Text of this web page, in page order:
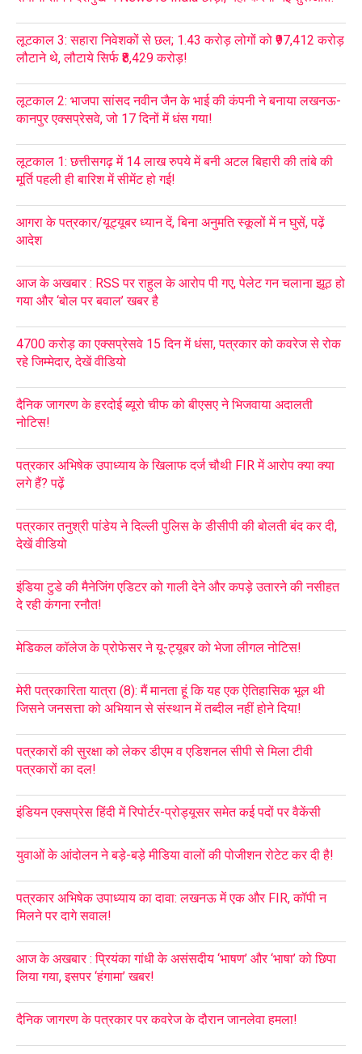
लूटकाल 3: सहारा निवेशकों से छल; 1.43 करोड़ लोगों को ₹97,412 करोड़
लौटाने थे, लौटाये सिर्फ ₹8,429 करोड़!
लूटकाल 2: भाजपा सांसद नवीन जैन के भाई की कंपनी ने बनाया लखनऊ-
कानपुर एक्सप्रेसवे, जो 17 दिनों में धंस गया!
लूटकाल 1: छत्तीसगढ़ में 14 लाख रुपये में बनी अटल बिहारी की तांबे की
मूर्ति पहली ही बारिश में सीमेंट हो गई!
आगरा के पत्रकार/यूट्यूबर ध्यान दें, बिना अनुमति स्कूलों में न घुसें, पढ़ें
आदेश
आज के अखबार : RSS पर राहुल के आरोप पी गए, पेलेट गन चलाना झूठ हो
गया और ‘बोल पर बवाल’ खबर है
4700 करोड़ का एक्सप्रेसवे 15 दिन में धंसा, पत्रकार को कवरेज से रोक
रहे जिम्मेदार, देखें वीडियो
दैनिक जागरण के हरदोई ब्यूरो चीफ को बीएसए ने भिजवाया अदालती
नोटिस!
पत्रकार अभिषेक उपाध्याय के खिलाफ दर्ज चौथी FIR में आरोप क्या क्या
लगे हैं? पढ़ें
पत्रकार तनुश्री पांडेय ने दिल्ली पुलिस के डीसीपी की बोलती बंद कर दी,
देखें वीडियो
इंडिया टुडे की मैनेजिंग एडिटर को गाली देने और कपड़े उतारने की नसीहत
दे रही कंगना रनौत!
मेडिकल कॉलेज के प्रोफेसर ने यू-ट्यूबर को भेजा लीगल नोटिस!
मेरी पत्रकारिता यात्रा (8): मैं मानता हूं कि यह एक ऐतिहासिक भूल थी
जिसने जनसत्ता को अभियान से संस्थान में तब्दील नहीं होने दिया!
पत्रकारों की सुरक्षा को लेकर डीएम व एडिशनल सीपी से मिला टीवी
पत्रकारों का दल!
इंडियन एक्सप्रेस हिंदी में रिपोर्टर-प्रोड्यूसर समेत कई पदों पर वैकेंसी
युवाओं के आंदोलन ने बड़े-बड़े मीडिया वालों की पोजीशन रोटेट कर दी है!
पत्रकार अभिषेक उपाध्याय का दावा: लखनऊ में एक और FIR, कॉपी न
मिलने पर दागे सवाल!
आज के अखबार : प्रियंका गांधी के असंसदीय ‘भाषण’ और ‘भाषा’ को छिपा
लिया गया, इसपर ‘हंगामा’ खबर!
दैनिक जागरण के पत्रकार पर कवरेज के दौरान जानलेवा हमला!